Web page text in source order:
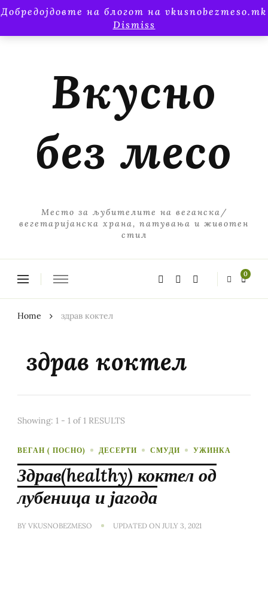
Добредојдовте на блогот на vkusnobezmeso.mk
Dismiss
Вкусно
без месо
Место за љубителите на веганска/
вегетаријанска храна, патувања и животен
стил
0
Home здрав коктел
здрав коктел
Showing: 1 - 1 of 1 RESULTS
ВЕГАН ( ПОСНО) ДЕСЕРТИ СМУДИ УЖИНКА
Здрав(healthy) коктел од
лубеница и јагода
BY VKUSNOBEZMESO UPDATED ON JULY 3, 2021